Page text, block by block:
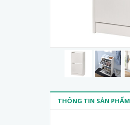
THÔNG TIN SẢN PHẨM